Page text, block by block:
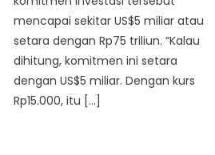
mencapai sekitar US$5 miliar atau
setara dengan Rp75 triliun. “Kalau
dihitung, komitmen ini setara
dengan US$5 miliar. Dengan kurs
Rp15.000, itu […]